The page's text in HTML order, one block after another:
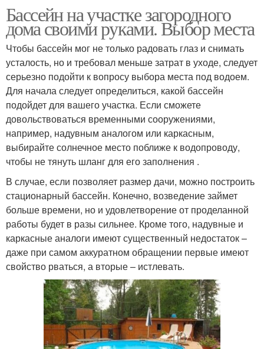
Бассейн на участке загородного
дома своими руками. Выбор места
Чтобы бассейн мог не только радовать глаз и снимать
усталость, но и требовал меньше затрат в уходе, следует
серьезно подойти к вопросу выбора места под водоем.
Для начала следует определиться, какой бассейн
подойдет для вашего участка. Если сможете
довольствоваться временными сооружениями,
например, надувным аналогом или каркасным,
выбирайте солнечное место поближе к водопроводу,
чтобы не тянуть шланг для его заполнения .
В случае, если позволяет размер дачи, можно построить
стационарный бассейн. Конечно, возведение займет
больше времени, но и удовлетворение от проделанной
работы будет в разы сильнее. Кроме того, надувные и
каркасные аналоги имеют существенный недостаток –
даже при самом аккуратном обращении первые имеют
свойство рваться, а вторые – истлевать.